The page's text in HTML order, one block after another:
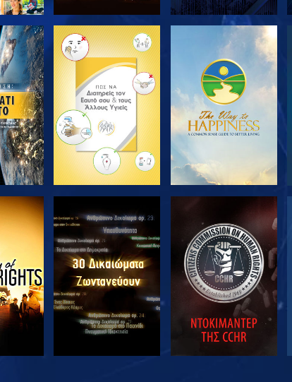
ΤΗ
ΕΞΕΡΕΥΝΗΣΤΕ ΤΗ
ΣΕΙΡΑ
ΕΞΕΡΕΥΝΗΣΤΕ ΤΗ
ΣΕΙΡΑ
ΠΑΡΑΚΟΛΟΥΘΗΣΤΕ ΠΑΡΑΚΟΛΟΥΘΗΣΤΕ